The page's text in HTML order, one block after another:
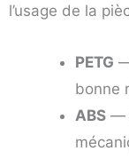
l’usage de la
PETG
bonne
ABS —